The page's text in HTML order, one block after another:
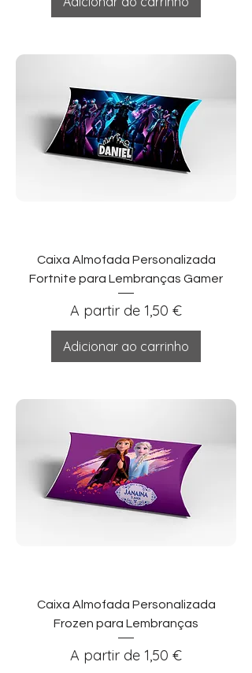
Caixa Almofada Personalizada
Fortnite para Lembranças Gamer
A partir de 1,50 €
Preço promocional
Adicionar ao carrinho
Caixa Almofada Personalizada
Frozen para Lembranças
A partir de 1,50 €
Preço promocional